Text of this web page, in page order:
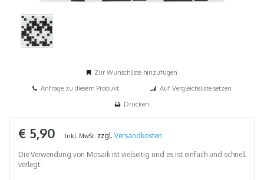
Zur Wunschliste hinzufügen
Anfrage zu diesem Produkt
Auf Vergleichsliste setzen
Drucken
€ 5,90 Inkl. MwSt. zzgl. Versandkosten
Die Verwendung von Mosaik ist vielseitig und es ist einfach und schnell
verlegt.